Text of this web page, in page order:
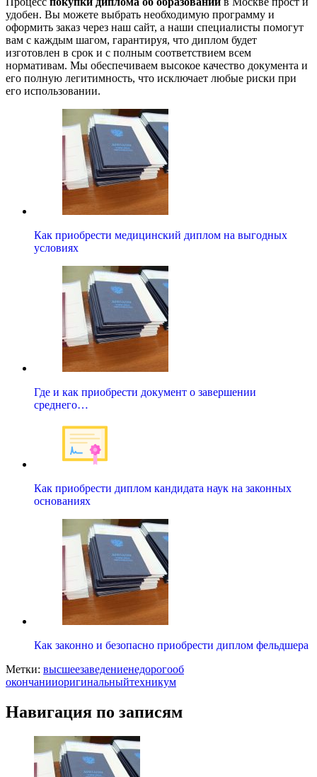
удобен. Вы можете выбрать необходимую программу и
оформить заказ через наш сайт, а наши специалисты помогут
вам с каждым шагом, гарантируя, что диплом будет
изготовлен в срок и с полным соответствием всем
нормативам. Мы обеспечиваем высокое качество документа и
его полную легитимность, что исключает любые риски при
его использовании.
Как приобрести медицинский диплом на выгодных
условиях
Где и как приобрести документ о завершении
среднего…
Как приобрести диплом кандидата наук на законных
основаниях
Как законно и безопасно приобрести диплом фельдшера
Метки: высшеезаведениенедорогооб
окончанииоригинальныйтехникум
Навигация по записям